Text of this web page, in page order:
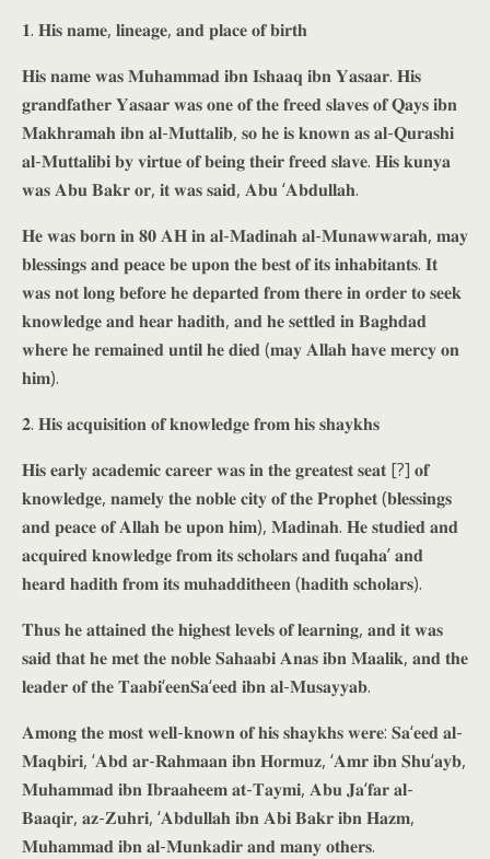
𝟏. 𝐇𝐢𝐬 𝐧𝐚𝐦𝐞, 𝐥𝐢𝐧𝐞𝐚𝐠𝐞, 𝐚𝐧𝐝 𝐩𝐥𝐚𝐜𝐞 𝐨𝐟 𝐛𝐢𝐫𝐭𝐡
𝐇𝐢𝐬 𝐧𝐚𝐦𝐞 𝐰𝐚𝐬 𝐌𝐮𝐡𝐚𝐦𝐦𝐚𝐝 𝐢𝐛𝐧 𝐈𝐬𝐡𝐚𝐚𝐪 𝐢𝐛𝐧 𝐘𝐚𝐬𝐚𝐚𝐫. 𝐇𝐢𝐬
𝐠𝐫𝐚𝐧𝐝𝐟𝐚𝐭𝐡𝐞𝐫 𝐘𝐚𝐬𝐚𝐚𝐫 𝐰𝐚𝐬 𝐨𝐧𝐞 𝐨𝐟 𝐭𝐡𝐞 𝐟𝐫𝐞𝐞𝐝 𝐬𝐥𝐚𝐯𝐞𝐬 𝐨𝐟 𝐐𝐚𝐲𝐬 𝐢𝐛𝐧
𝐌𝐚𝐤𝐡𝐫𝐚𝐦𝐚𝐡 𝐢𝐛𝐧 𝐚𝐥-𝐌𝐮𝐭𝐭𝐚𝐥𝐢𝐛, 𝐬𝐨 𝐡𝐞 𝐢𝐬 𝐤𝐧𝐨𝐰𝐧 𝐚𝐬 𝐚𝐥-𝐐𝐮𝐫𝐚𝐬𝐡𝐢
𝐚𝐥-𝐌𝐮𝐭𝐭𝐚𝐥𝐢𝐛𝐢 𝐛𝐲 𝐯𝐢𝐫𝐭𝐮𝐞 𝐨𝐟 𝐛𝐞𝐢𝐧𝐠 𝐭𝐡𝐞𝐢𝐫 𝐟𝐫𝐞𝐞𝐝 𝐬𝐥𝐚𝐯𝐞. 𝐇𝐢𝐬 𝐤𝐮𝐧𝐲𝐚
𝐰𝐚𝐬 𝐀𝐛𝐮 𝐁𝐚𝐤𝐫 𝐨𝐫, 𝐢𝐭 𝐰𝐚𝐬 𝐬𝐚𝐢𝐝, 𝐀𝐛𝐮 ‘𝐀𝐛𝐝𝐮𝐥𝐥𝐚𝐡.
𝐇𝐞 𝐰𝐚𝐬 𝐛𝐨𝐫𝐧 𝐢𝐧 𝟖𝟎 𝐀𝐇 𝐢𝐧 𝐚𝐥-𝐌𝐚𝐝𝐢𝐧𝐚𝐡 𝐚𝐥-𝐌𝐮𝐧𝐚𝐰𝐰𝐚𝐫𝐚𝐡, 𝐦𝐚𝐲
𝐛𝐥𝐞𝐬𝐬𝐢𝐧𝐠𝐬 𝐚𝐧𝐝 𝐩𝐞𝐚𝐜𝐞 𝐛𝐞 𝐮𝐩𝐨𝐧 𝐭𝐡𝐞 𝐛𝐞𝐬𝐭 𝐨𝐟 𝐢𝐭𝐬 𝐢𝐧𝐡𝐚𝐛𝐢𝐭𝐚𝐧𝐭𝐬. 𝐈𝐭
𝐰𝐚𝐬 𝐧𝐨𝐭 𝐥𝐨𝐧𝐠 𝐛𝐞𝐟𝐨𝐫𝐞 𝐡𝐞 𝐝𝐞𝐩𝐚𝐫𝐭𝐞𝐝 𝐟𝐫𝐨𝐦 𝐭𝐡𝐞𝐫𝐞 𝐢𝐧 𝐨𝐫𝐝𝐞𝐫 𝐭𝐨 𝐬𝐞𝐞𝐤
𝐤𝐧𝐨𝐰𝐥𝐞𝐝𝐠𝐞 𝐚𝐧𝐝 𝐡𝐞𝐚𝐫 𝐡𝐚𝐝𝐢𝐭𝐡, 𝐚𝐧𝐝 𝐡𝐞 𝐬𝐞𝐭𝐭𝐥𝐞𝐝 𝐢𝐧 𝐁𝐚𝐠𝐡𝐝𝐚𝐝
𝐰𝐡𝐞𝐫𝐞 𝐡𝐞 𝐫𝐞𝐦𝐚𝐢𝐧𝐞𝐝 𝐮𝐧𝐭𝐢𝐥 𝐡𝐞 𝐝𝐢𝐞𝐝 (𝐦𝐚𝐲 𝐀𝐥𝐥𝐚𝐡 𝐡𝐚𝐯𝐞 𝐦𝐞𝐫𝐜𝐲 𝐨𝐧
𝐡𝐢𝐦).
𝟐. 𝐇𝐢𝐬 𝐚𝐜𝐪𝐮𝐢𝐬𝐢𝐭𝐢𝐨𝐧 𝐨𝐟 𝐤𝐧𝐨𝐰𝐥𝐞𝐝𝐠𝐞 𝐟𝐫𝐨𝐦 𝐡𝐢𝐬 𝐬𝐡𝐚𝐲𝐤𝐡𝐬
𝐇𝐢𝐬 𝐞𝐚𝐫𝐥𝐲 𝐚𝐜𝐚𝐝𝐞𝐦𝐢𝐜 𝐜𝐚𝐫𝐞𝐞𝐫 𝐰𝐚𝐬 𝐢𝐧 𝐭𝐡𝐞 𝐠𝐫𝐞𝐚𝐭𝐞𝐬𝐭 𝐬𝐞𝐚𝐭 [?] 𝐨𝐟
𝐤𝐧𝐨𝐰𝐥𝐞𝐝𝐠𝐞, 𝐧𝐚𝐦𝐞𝐥𝐲 𝐭𝐡𝐞 𝐧𝐨𝐛𝐥𝐞 𝐜𝐢𝐭𝐲 𝐨𝐟 𝐭𝐡𝐞 𝐏𝐫𝐨𝐩𝐡𝐞𝐭 (𝐛𝐥𝐞𝐬𝐬𝐢𝐧𝐠𝐬
𝐚𝐧𝐝 𝐩𝐞𝐚𝐜𝐞 𝐨𝐟 𝐀𝐥𝐥𝐚𝐡 𝐛𝐞 𝐮𝐩𝐨𝐧 𝐡𝐢𝐦), 𝐌𝐚𝐝𝐢𝐧𝐚𝐡. 𝐇𝐞 𝐬𝐭𝐮𝐝𝐢𝐞𝐝 𝐚𝐧𝐝
𝐚𝐜𝐪𝐮𝐢𝐫𝐞𝐝 𝐤𝐧𝐨𝐰𝐥𝐞𝐝𝐠𝐞 𝐟𝐫𝐨𝐦 𝐢𝐭𝐬 𝐬𝐜𝐡𝐨𝐥𝐚𝐫𝐬 𝐚𝐧𝐝 𝐟𝐮𝐪𝐚𝐡𝐚’ 𝐚𝐧𝐝
𝐡𝐞𝐚𝐫𝐝 𝐡𝐚𝐝𝐢𝐭𝐡 𝐟𝐫𝐨𝐦 𝐢𝐭𝐬 𝐦𝐮𝐡𝐚𝐝𝐝𝐢𝐭𝐡𝐞𝐞𝐧 (𝐡𝐚𝐝𝐢𝐭𝐡 𝐬𝐜𝐡𝐨𝐥𝐚𝐫𝐬).
𝐓𝐡𝐮𝐬 𝐡𝐞 𝐚𝐭𝐭𝐚𝐢𝐧𝐞𝐝 𝐭𝐡𝐞 𝐡𝐢𝐠𝐡𝐞𝐬𝐭 𝐥𝐞𝐯𝐞𝐥𝐬 𝐨𝐟 𝐥𝐞𝐚𝐫𝐧𝐢𝐧𝐠, 𝐚𝐧𝐝 𝐢𝐭 𝐰𝐚𝐬
𝐬𝐚𝐢𝐝 𝐭𝐡𝐚𝐭 𝐡𝐞 𝐦𝐞𝐭 𝐭𝐡𝐞 𝐧𝐨𝐛𝐥𝐞 𝐒𝐚𝐡𝐚𝐚𝐛𝐢 𝐀𝐧𝐚𝐬 𝐢𝐛𝐧 𝐌𝐚𝐚𝐥𝐢𝐤, 𝐚𝐧𝐝 𝐭𝐡𝐞
𝐥𝐞𝐚𝐝𝐞𝐫 𝐨𝐟 𝐭𝐡𝐞 𝐓𝐚𝐚𝐛𝐢‘𝐞𝐞𝐧𝐒𝐚‘𝐞𝐞𝐝 𝐢𝐛𝐧 𝐚𝐥-𝐌𝐮𝐬𝐚𝐲𝐲𝐚𝐛.
𝐀𝐦𝐨𝐧𝐠 𝐭𝐡𝐞 𝐦𝐨𝐬𝐭 𝐰𝐞𝐥𝐥-𝐤𝐧𝐨𝐰𝐧 𝐨𝐟 𝐡𝐢𝐬 𝐬𝐡𝐚𝐲𝐤𝐡𝐬 𝐰𝐞𝐫𝐞: 𝐒𝐚‘𝐞𝐞𝐝 𝐚𝐥-
𝐌𝐚𝐪𝐛𝐢𝐫𝐢, ‘𝐀𝐛𝐝 𝐚𝐫-𝐑𝐚𝐡𝐦𝐚𝐚𝐧 𝐢𝐛𝐧 𝐇𝐨𝐫𝐦𝐮𝐳, ‘𝐀𝐦𝐫 𝐢𝐛𝐧 𝐒𝐡𝐮‘𝐚𝐲𝐛,
𝐌𝐮𝐡𝐚𝐦𝐦𝐚𝐝 𝐢𝐛𝐧 𝐈𝐛𝐫𝐚𝐚𝐡𝐞𝐞𝐦 𝐚𝐭-𝐓𝐚𝐲𝐦𝐢, 𝐀𝐛𝐮 𝐉𝐚‘𝐟𝐚𝐫 𝐚𝐥-
𝐁𝐚𝐚𝐪𝐢𝐫, 𝐚𝐳-𝐙𝐮𝐡𝐫𝐢, ‘𝐀𝐛𝐝𝐮𝐥𝐥𝐚𝐡 𝐢𝐛𝐧 𝐀𝐛𝐢 𝐁𝐚𝐤𝐫 𝐢𝐛𝐧 𝐇𝐚𝐳𝐦,
𝐌𝐮𝐡𝐚𝐦𝐦𝐚𝐝 𝐢𝐛𝐧 𝐚𝐥-𝐌𝐮𝐧𝐤𝐚𝐝𝐢𝐫 𝐚𝐧𝐝 𝐦𝐚𝐧𝐲 𝐨𝐭𝐡𝐞𝐫𝐬.